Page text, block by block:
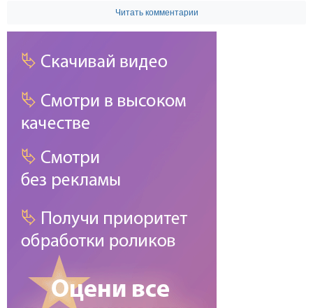
Читать комментарии